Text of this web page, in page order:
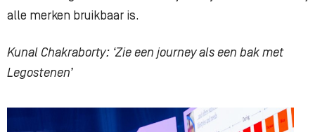
alle merken bruikbaar is.
Kunal Chakraborty: ‘Zie een journey als een bak met
Legostenen’